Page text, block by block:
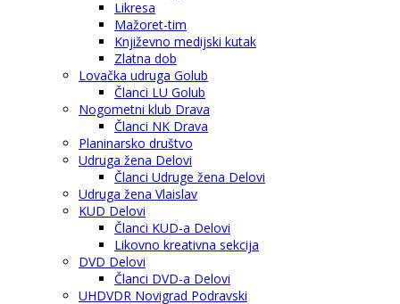
Likresa
Mažoret-tim
Književno medijski kutak
Zlatna dob
Lovačka udruga Golub
Članci LU Golub
Nogometni klub Drava
Članci NK Drava
Planinarsko društvo
Udruga žena Delovi
Članci Udruge žena Delovi
Udruga žena Vlaislav
KUD Delovi
Članci KUD-a Delovi
Likovno kreativna sekcija
DVD Delovi
Članci DVD-a Delovi
UHDVDR Novigrad Podravski